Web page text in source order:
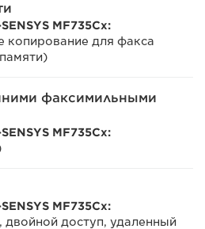
MF735Cx:
копирование для факса
факсимильными
MF735Cx:
MF735Cx:
двойной доступ, удаленный